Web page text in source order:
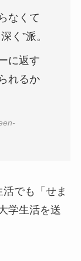
なくて
く”派。
に返す
れるか
でも「せま
学生活を送